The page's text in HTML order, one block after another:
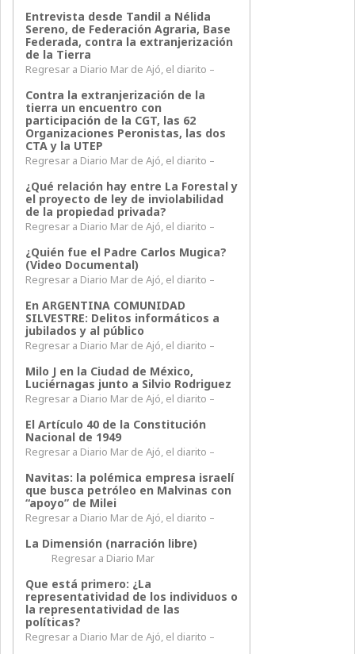
Entrevista desde Tandil a Nélida
Sereno, de Federación Agraria, Base
Federada, contra la extranjerización
de la Tierra
Regresar a Diario Mar de Ajó, el diarito –
Contra la extranjerización de la
tierra un encuentro con
participación de la CGT, las 62
Organizaciones Peronistas, las dos
CTA y la UTEP
Regresar a Diario Mar de Ajó, el diarito –
¿Qué relación hay entre La Forestal y
el proyecto de ley de inviolabilidad
de la propiedad privada?
Regresar a Diario Mar de Ajó, el diarito –
¿Quién fue el Padre Carlos Mugica?
(Video Documental)
Regresar a Diario Mar de Ajó, el diarito –
En ARGENTINA COMUNIDAD
SILVESTRE: Delitos informáticos a
jubilados y al público
Regresar a Diario Mar de Ajó, el diarito –
Milo J en la Ciudad de México,
Luciérnagas junto a Silvio Rodriguez
Regresar a Diario Mar de Ajó, el diarito –
El Artículo 40 de la Constitución
Nacional de 1949
Regresar a Diario Mar de Ajó, el diarito –
Navitas: la polémica empresa israelí
que busca petróleo en Malvinas con
“apoyo” de Milei
Regresar a Diario Mar de Ajó, el diarito –
La Dimensión (narración libre)
Regresar a Diario Mar
Que está primero: ¿La
representatividad de los individuos o
la representatividad de las
políticas?
Regresar a Diario Mar de Ajó, el diarito –